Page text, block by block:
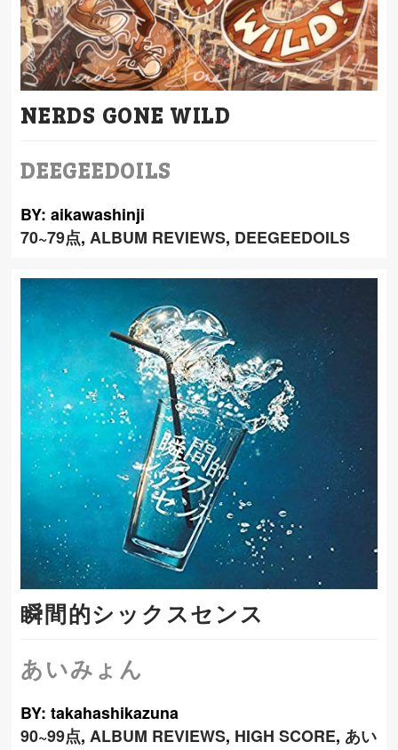
NERDS GONE WILD
DEEGEEDOILS
BY: aikawashinji
70~79点,ALBUM REVIEWS, DEEGEEDOILS
瞬間的シックスセンス
あいみょん
BY: takahashikazuna
90~99点,ALBUM REVIEWS, HIGH SCORE, あい